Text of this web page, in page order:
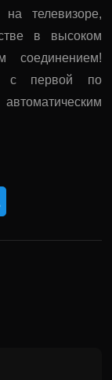
на телевизоре,
в высоком
соединением!
с первой по